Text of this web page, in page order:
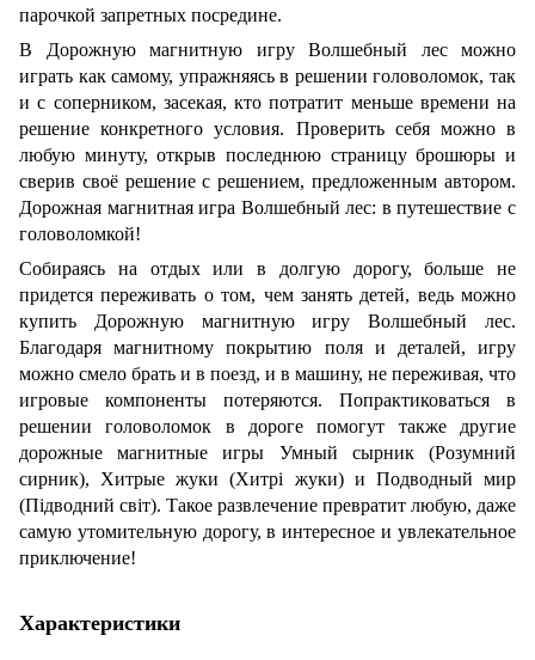
парочкой запретных посредине.
В Дорожную магнитную игру Волшебный лес можно
играть как самому, упражняясь в решении головоломок, так
и с соперником, засекая, кто потратит меньше времени на
решение конкретного условия. Проверить себя можно в
любую минуту, открыв последнюю страницу брошюры и
сверив своё решение с решением, предложенным автором.
Дорожная магнитная игра Волшебный лес: в путешествие с
головоломкой!
Собираясь на отдых или в долгую дорогу, больше не
придется переживать о том, чем занять детей, ведь можно
купить Дорожную магнитную игру Волшебный лес.
Благодаря магнитному покрытию поля и деталей, игру
можно смело брать и в поезд, и в машину, не переживая, что
игровые компоненты потеряются. Попрактиковаться в
решении головоломок в дороге помогут также другие
дорожные магнитные игры Умный сырник (Розумний
сирник), Хитрые жуки (Хитрі жуки) и Подводный мир
(Підводний світ). Такое развлечение превратит любую, даже
самую утомительную дорогу, в интересное и увлекательное
приключение!
Характеристики